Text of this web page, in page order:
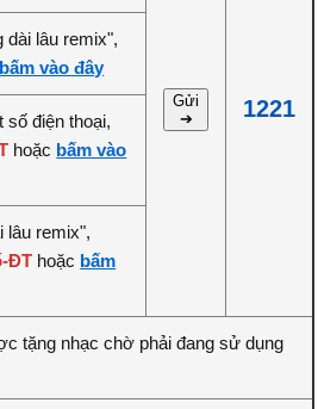
Gửi
➔
1221
dài lâu remix",
bấm vào đây
số điện thoại,
hoặc bấm vào
lâu remix",
ĐT hoặc bấm
tặng nhạc chờ phải đang sử dụng